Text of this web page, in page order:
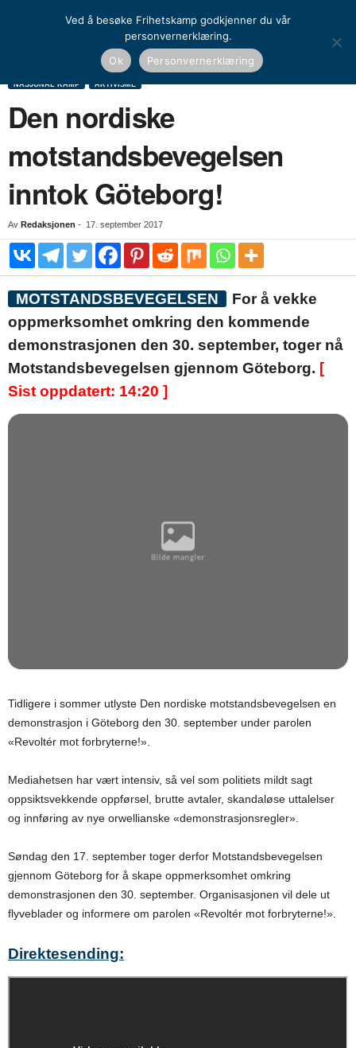
Aktivisme
Den nordiske motstandsbevegelsen inntok
NASJONAL KAMP AKTIVISME
Den nordiske
motstandsbevegelsen
inntok Göteborg!
Av Redaksjonen - 17. september 2017
MOTSTANDSBEVEGELSEN
For å vekke
oppmerksomhet omkring den kommende
demonstrasjonen den 30. september, toger nå
Motstandsbevegelsen gjennom Göteborg. [
Sist oppdatert: 14:20 ]
Tidligere i sommer utlyste Den nordiske motstandsbevegelsen en
demonstrasjon i Göteborg den 30. september under parolen
«Revoltér mot forbryterne!».
Mediahetsen har vært intensiv, så vel som politiets mildt sagt
oppsiktsvekkende oppførsel, brutte avtaler, skandaløse uttalelser
og innføring av nye orwellianske «demonstrasjonsregler».
Søndag den 17. september toger derfor Motstandsbevegelsen
gjennom Göteborg for å skape oppmerksomhet omkring
demonstrasjonen den 30. september. Organisasjonen vil dele ut
flyveblader og informere om parolen «Revoltér mot forbryterne!».
Direktesending:
Ved å besøke Frihetskamp godkjenner du vår
personvernerklæring.
Ok
Personvernerklæring